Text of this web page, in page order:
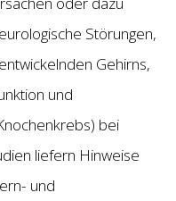
Störungen,
Gehirns,
und
bei
liefern Hinweise
und